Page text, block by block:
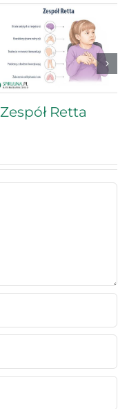
Zespół Retta